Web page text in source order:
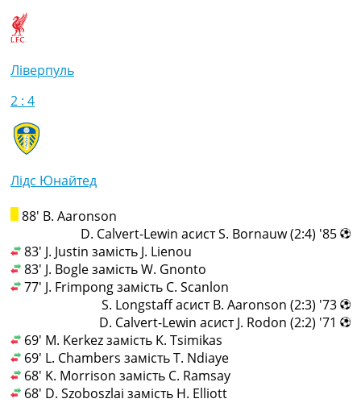
Ліверпуль
2 : 4
Лідс Юнайтед
88' B. Aaronson
83' J. Justin замість J. Lienou
83' J. Bogle замість W. Gnonto
77' J. Frimpong замість C. Scanlon
69' M. Kerkez замість K. Tsimikas
69' L. Chambers замість T. Ndiaye
68' K. Morrison замість C. Ramsay
68' D. Szoboszlai замість H. Elliott